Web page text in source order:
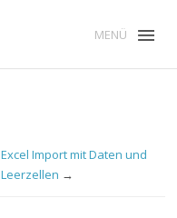
MENÜ
Excel Import mit Daten und
Leerzellen →